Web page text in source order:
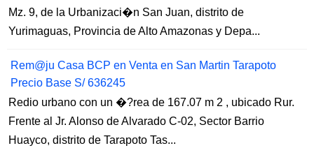
Mz. 9, de la Urbanizaci�n San Juan, distrito de
Yurimaguas, Provincia de Alto Amazonas y Depa...
Rem@ju Casa BCP en Venta en San Martin Tarapoto
Precio Base S/ 636245
Redio urbano con un �?rea de 167.07 m 2 , ubicado Rur.
Frente al Jr. Alonso de Alvarado C-02, Sector Barrio
Huayco, distrito de Tarapoto Tas...